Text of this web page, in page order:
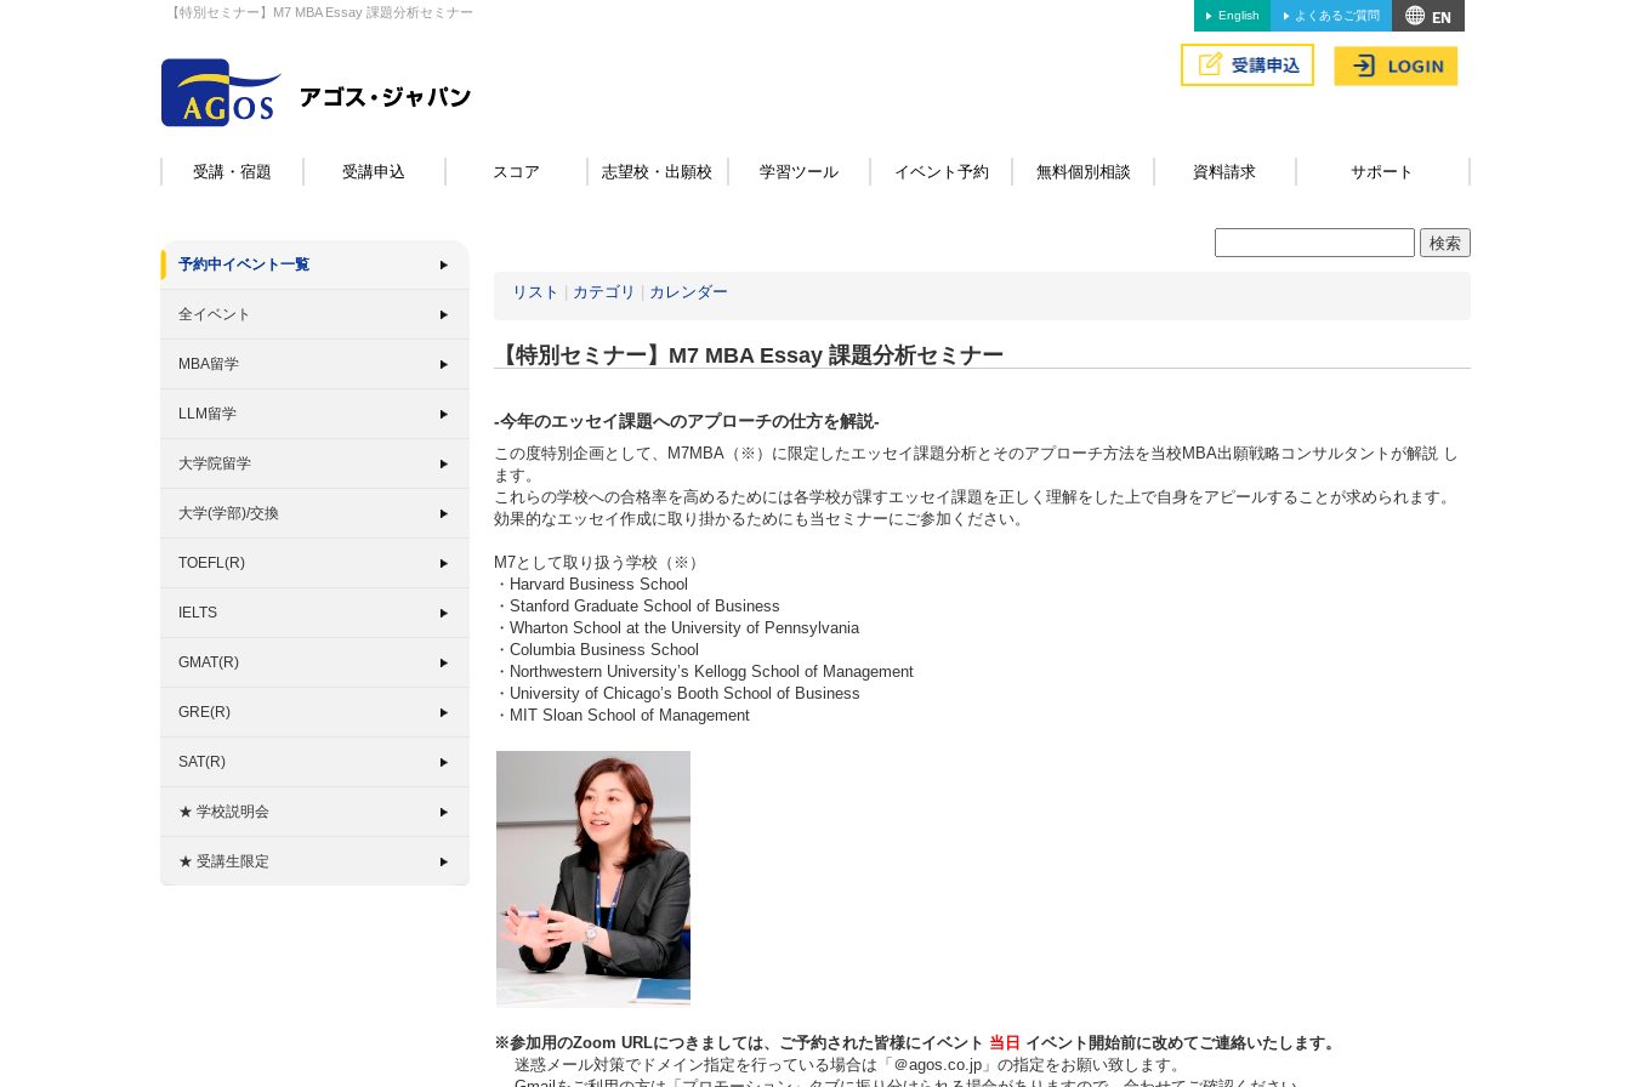
【特別セミナー】M7 MBA Essay 課題分析セミナー English よくあるご質問
受講・宿題 受講申込 スコア 志望校・出願校 学習ツール イベント予約 無料個別相談 資料請求 サポート
予約中イベント一覧
全イベント
MBA留学
LLM留学
大学院留学
大学(学部)/交換
TOEFL(R)
IELTS
GMAT(R)
GRE(R)
SAT(R)
★ 学校説明会
★ 受講生限定
リスト カテゴリ カレンダー
【特別セミナー】M7 MBA Essay 課題分析セミナー
-今年のエッセイ課題へのアプローチの仕方を解説-
この度特別企画として、M7MBA（※）に限定したエッセイ課題分析とそのアプローチ方法を当校MBA出願戦略コンサルタントが解説 し
ます。
これらの学校への合格率を高めるためには各学校が課すエッセイ課題を正しく理解をした上で自身をアピールすることが求められます。
効果的なエッセイ作成に取り掛かるためにも当セミナーにご参加ください。
M7として取り扱う学校（※）
・Harvard Business School
・Stanford Graduate School of Business
・Wharton School at the University of Pennsylvania
・Columbia Business School
・Northwestern University’s Kellogg School of Management
・University of Chicago’s Booth School of Business
・MIT Sloan School of Management
※参加用のZoom URLにつきましては、ご予約された皆様にイベント 当日 イベント開始前に改めてご連絡いたします。
迷惑メール対策でドメイン指定を行っている場合は「＠agos.co.jp」の指定をお願い致します。